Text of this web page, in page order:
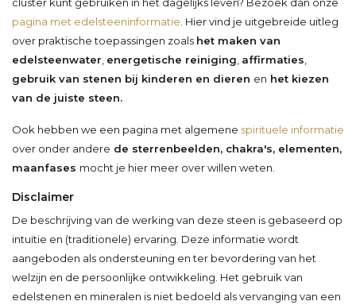
pagina met edelsteeninformatie . Hier vind je uitgebreide uitleg
over praktische toepassingen zoals het maken van
edelsteenwater energetische reiniging affirmaties
gebruik van stenen bij kinderen en dieren en het kiezen
van de juiste steen.
Ook hebben we een pagina met algemene spirituele informatie
over onder andere de sterrenbeelden, chakra's, elementen,
maanfases mocht je hier meer over willen weten.
Disclaimer
De beschrijving van de werking van deze steen is gebaseerd op
intuïtie en (traditionele) ervaring. Deze informatie wordt
aangeboden als ondersteuning en ter bevordering van het
welzijn en de persoonlijke ontwikkeling. Het gebruik van
edelstenen en mineralen is niet bedoeld als vervanging van een